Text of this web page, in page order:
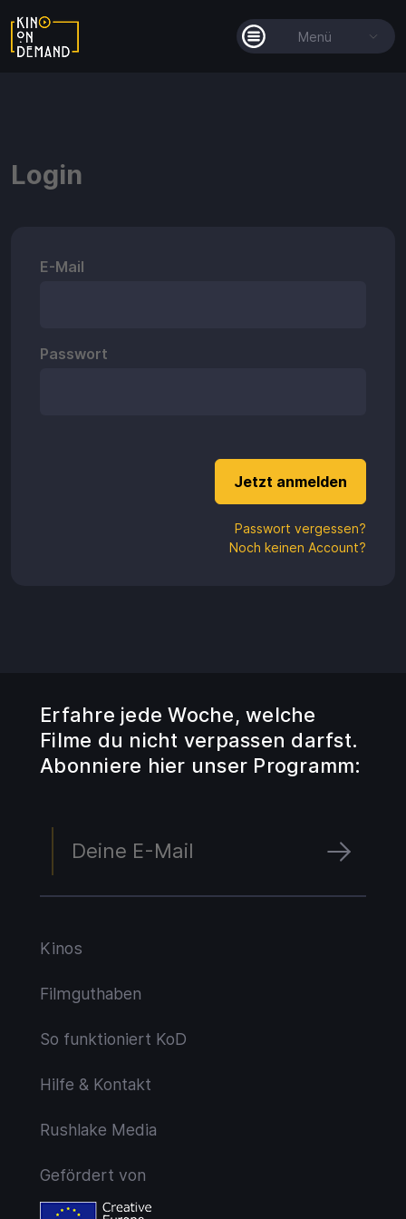
Menü
Einlösen
Login
E-Mail
Passwort
Passwort vergessen?
Noch keinen Account?
Erfahre jede Woche, welche
Filme du nicht verpassen darfst.
Abonniere hier unser Programm:
Kinos
Filmguthaben
So funktioniert KoD
Hilfe & Kontakt
Rushlake Media
Gefördert von